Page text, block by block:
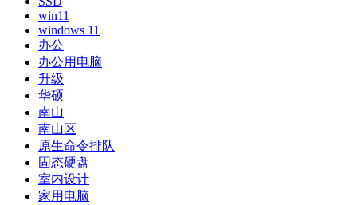
win11
windows 11
办公
办公用电脑
升级
华硕
南山
南山区
原生命令排队
固态硬盘
室内设计
家用电脑